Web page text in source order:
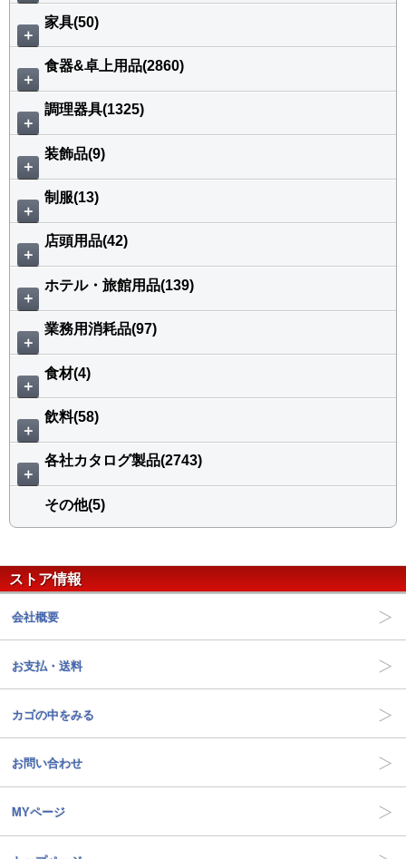
＋
家具(50)
＋
食器&卓上用品(2860)
＋
調理器具(1325)
＋
装飾品(9)
＋
制服(13)
＋
店頭用品(42)
＋
ホテル・旅館用品(139)
＋
業務用消耗品(97)
＋
食材(4)
＋
飲料(58)
＋
各社カタログ製品(2743)
その他(5)
ストア情報
会社概要
お支払・送料
カゴの中をみる
お問い合わせ
MYページ